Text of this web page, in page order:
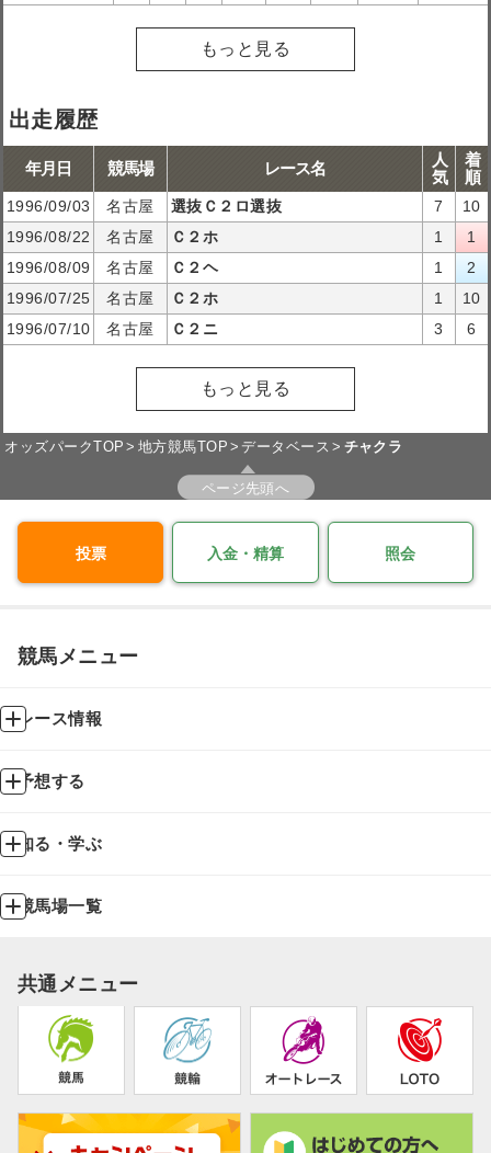
もっと見る
出走履歴
年月日 競馬場 レース名
人
気
着
順
1996/09/03 名古屋 選抜Ｃ２ロ選抜 7
10
1996/08/22
名古屋 Ｃ２ホ 1
1
1996/08/09
名古屋 Ｃ２ヘ 1
2
1996/07/25
名古屋 Ｃ２ホ 1
10
1996/07/10
名古屋 Ｃ２ニ 3 6
もっと見る
オッズパークTOP 地方競馬TOP データベース チャクラ
ページ先頭へ
投票 入金・精算 照会
競馬メニュー
レース情報
予想する
知る・学ぶ
競馬場一覧
共通メニュー